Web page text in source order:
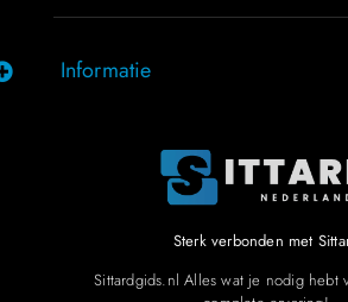
Informatie
Sterk verbonden met
Sittardgids.nl Alles wat je nodig hebt